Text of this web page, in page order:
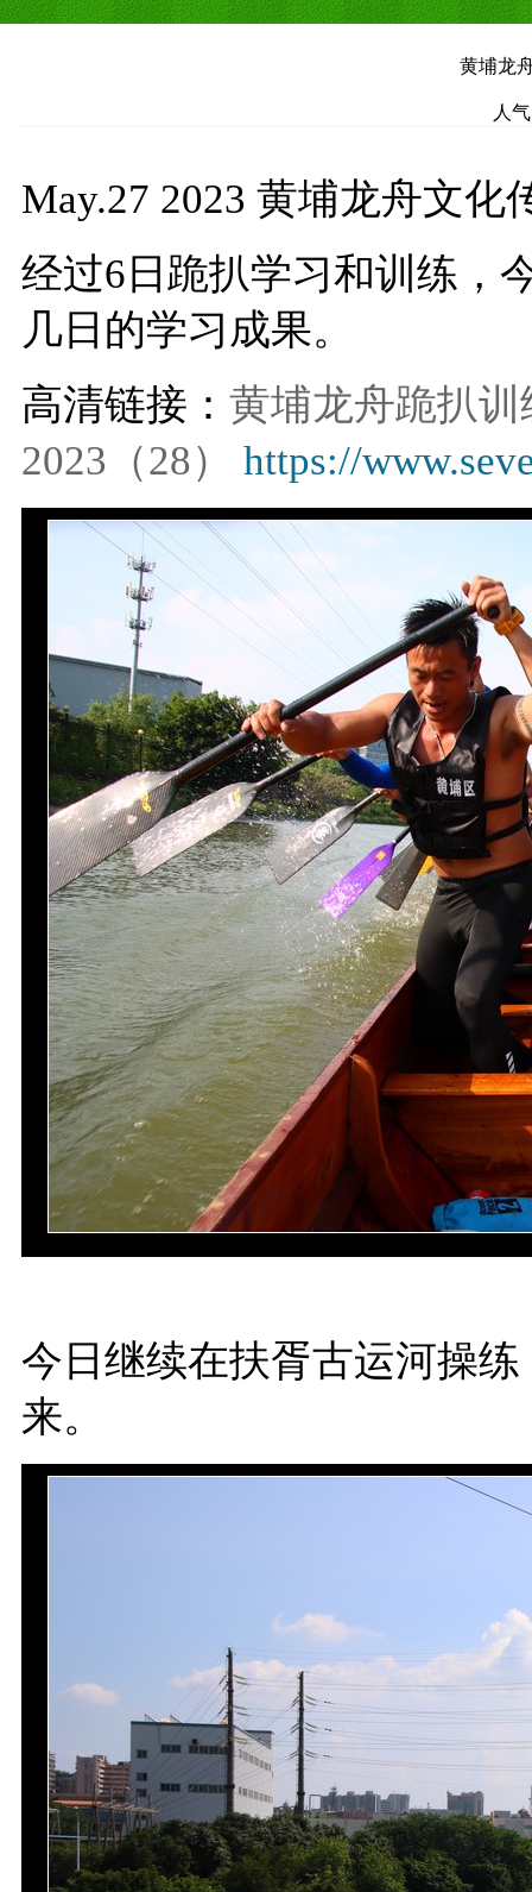
黄埔龙
人
May.27 2023 黄埔龙舟文化
经过6日跪扒学习和训练，
几日的学习成果。
高清链接： 黄埔龙舟跪扒训
2023（28）
https://
今日继续在扶胥古运河操
来。